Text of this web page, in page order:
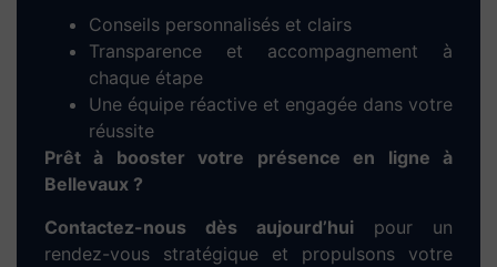
Conseils personnalisés et clairs
Transparence et accompagnement à
chaque étape
Une équipe réactive et engagée dans votre
réussite
Prêt à booster votre présence en ligne à
Bellevaux ?
Contactez-nous dès aujourd’hui pour un
rendez-vous stratégique et propulsons votre